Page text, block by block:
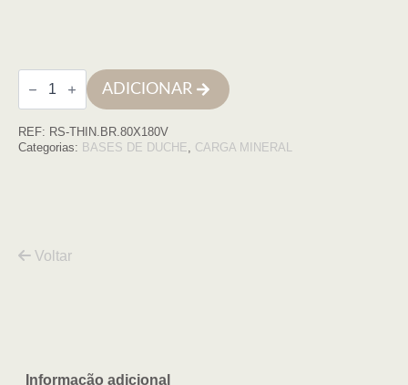
Quantidade
de
Base
duche
THIN
ADICIONAR
REF: RS-THIN.BR.80X180V
Categorias: BASES DE DUCHE, CARGA MINERAL
Voltar
Informação adicional